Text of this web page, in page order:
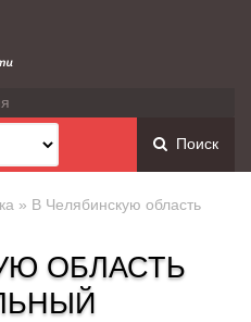
Поиск
» В Челябинскую область
ОБЛАСТЬ